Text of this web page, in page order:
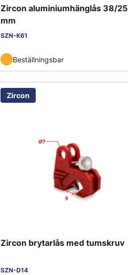
Zircon aluminiumhänglås 38/25
mm
SZN-K61
Beställningsbar
Zircon
Zircon brytarlås med tumskruv
SZN-D14